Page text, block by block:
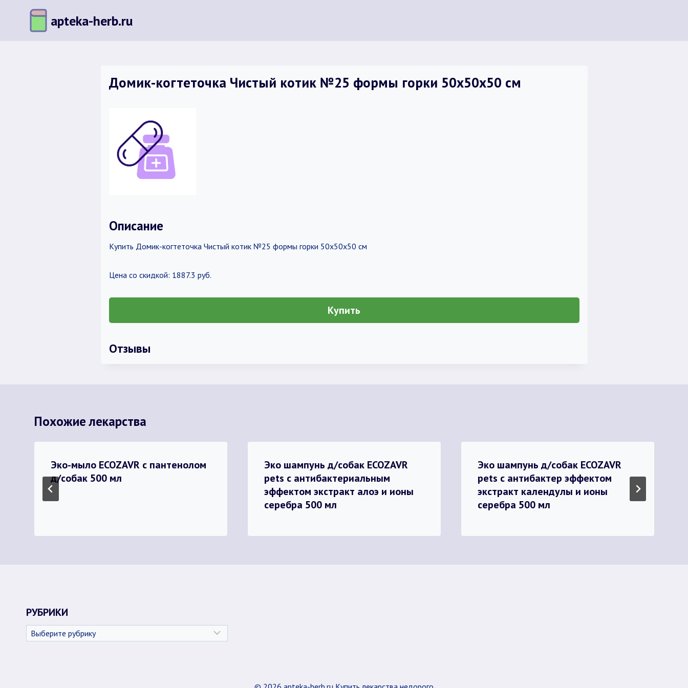
содержимому
apteka-herb.ru
Домик-когтеточка Чистый котик №25 формы горки 50х50х50 см
Описание
Купить Домик-когтеточка Чистый котик №25 формы горки 50х50х50 см
Цена со скидкой: 1887.3 руб.
Купить
Отзывы
Похожие лекарства
Эко-мыло ECOZAVR с пантенолом
д/собак 500 мл
Эко шампунь д/собак ECOZAVR
pets с антибактериальным
эффектом экстракт алоэ и ионы
серебра 500 мл
Эко шампунь д/собак ECOZAVR
pets с антибактер эффектом
экстракт календулы и ионы
серебра 500 мл
РУБРИКИ
Рубрики